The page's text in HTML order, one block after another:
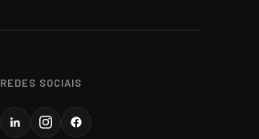
REDES SOCIAIS